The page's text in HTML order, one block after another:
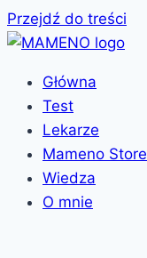
Przejdź do treści
Główna
Test
Lekarze
Mameno Store
Wiedza
O mnie